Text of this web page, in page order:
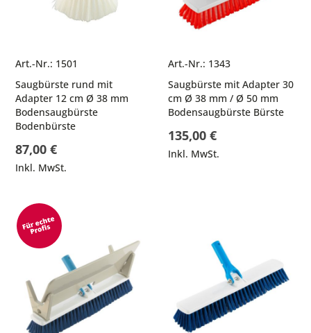
Art.-Nr.: 1501
Saugbürste rund mit
Adapter 12 cm Ø 38 mm
Bodensaugbürste
Bodenbürste
87,00 €
Inkl. MwSt.
Art.-Nr.: 1343
Saugbürste mit Adapter 30
cm Ø 38 mm / Ø 50 mm
Bodensaugbürste Bürste
135,00 €
Inkl. MwSt.